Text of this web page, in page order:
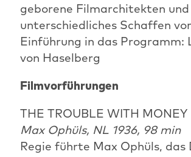
geborene Filmarchitekten
unterschiedliches Schaffen
Einführung in das Programm:
von Haselberg
Filmvorführungen
THE TROUBLE WITH MONEY
Max Ophüls, NL 1936, 98 min
Regie führte Max Ophüls, das